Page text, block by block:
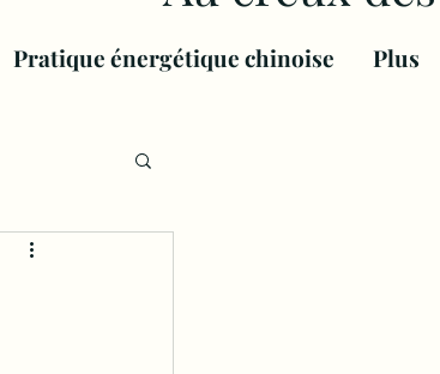
Pratique énergétique chinoise Plus